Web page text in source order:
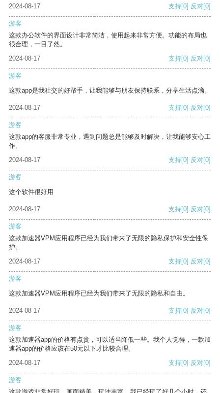
2024-08-17
支持[0] 反对[0]
游客
这款办公软件的界面设计非常简洁，使用起来非常方便。功能的布局也
很合理，一目了然。
2024-08-17
支持[0] 反对[0]
游客
这款app是我社交的好帮手，让我能够与朋友保持联系，分享生活点滴。
2024-08-17 支持[0] 反对[0]
游客
这款app的客服非常专业，遇到问题总是能够及时解决，让我能够安心工
作。
2024-08-17
支持[0] 反对[0]
游客
这个软件很好用
2024-08-17 支持[0] 反对[0]
游客
这款加速器VPM应用程序已经为我们带来了无限的隐私保护和安全性保
护。
2024-08-17
支持[0] 反对[0]
游客
这款加速器VPM应用程序已经为我们带来了无限的隐私和自由。
2024-08-17 支持[0] 反对[0]
游客
这款加速器app的价格有点贵，可以适当降低一些。我个人觉得，一款加
速器app的价格应该在50元以下才比较合理。
2024-08-17
支持[0] 反对[0]
游客